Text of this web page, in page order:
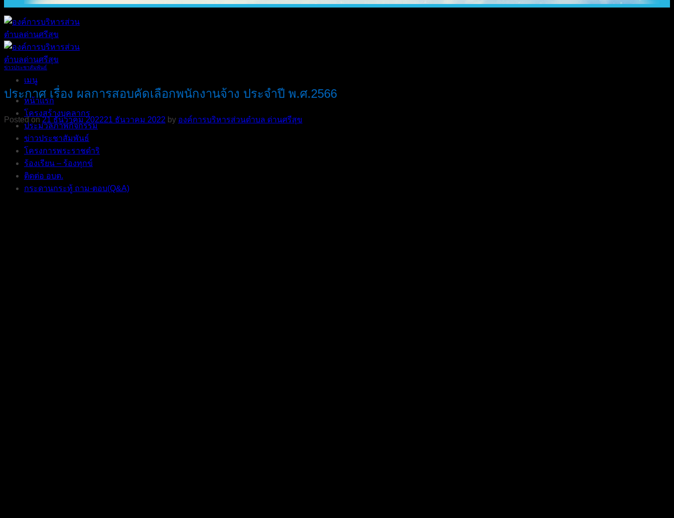
เมนู
หน้าแรก
โครงสร้างบุคลากร
ประมวลภาพกิจกรรม
ข่าวประชาสัมพันธ์
โครงการพระราชดำริ
ร้องเรียน – ร้องทุกข์
ติดต่อ อบต.
กระดานกระทู้ ถาม-ตอบ(Q&A)
ข่าวประชาสัมพันธ์
ประกาศ เรื่อง ผลการสอบคัดเลือกพนักงานจ้าง ประจำปี พ.ศ.2566
Posted on21 ธันวาคม 202221 ธันวาคม 2022 by องค์การบริหารส่วนตําบล ด่านศรีสุข